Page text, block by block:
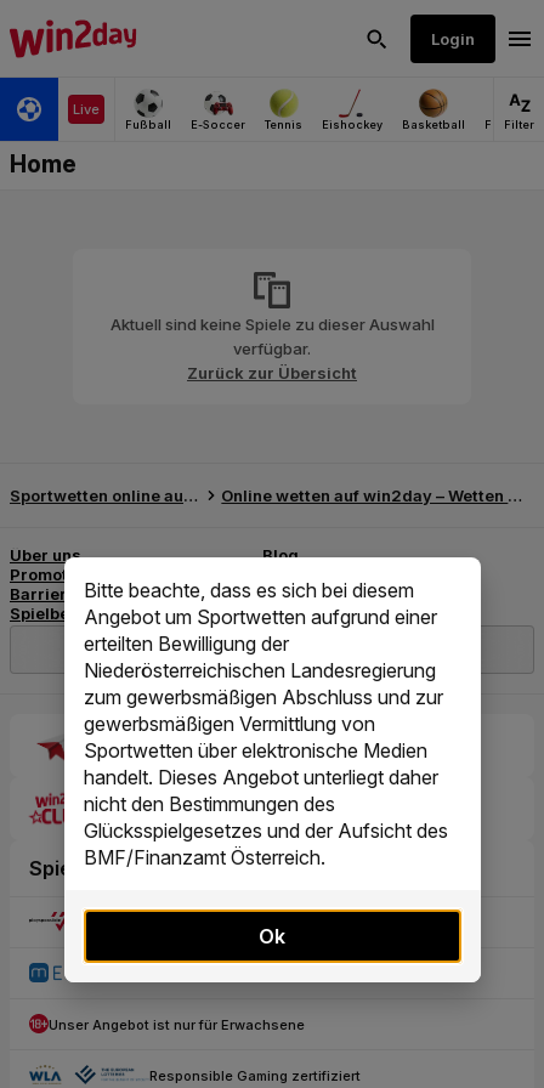
Bitte beachte, dass es sich bei diesem
Angebot um Sportwetten aufgrund einer
erteilten Bewilligung der
Niederösterreichischen Landesregierung
zum gewerbsmäßigen Abschluss und zur
gewerbsmäßigen Vermittlung von
Sportwetten über elektronische Medien
handelt. Dieses Angebot unterliegt daher
nicht den Bestimmungen des
Glücksspielgesetzes und der Aufsicht des
BMF/Finanzamt Österreich.
Ok
Aktuell sind keine Spiele zu dieser Auswahl
verfügbar.
Zurück zur Übersicht